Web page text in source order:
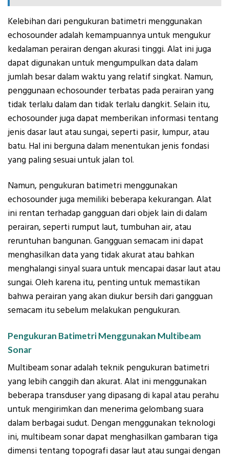
Kelebihan dari pengukuran batimetri menggunakan
echosounder adalah kemampuannya untuk mengukur
kedalaman perairan dengan akurasi tinggi. Alat ini juga
dapat digunakan untuk mengumpulkan data dalam
jumlah besar dalam waktu yang relatif singkat. Namun,
penggunaan echosounder terbatas pada perairan yang
tidak terlalu dalam dan tidak terlalu dangkit. Selain itu,
echosounder juga dapat memberikan informasi tentang
jenis dasar laut atau sungai, seperti pasir, lumpur, atau
batu. Hal ini berguna dalam menentukan jenis fondasi
yang paling sesuai untuk jalan tol.
Namun, pengukuran batimetri menggunakan
echosounder juga memiliki beberapa kekurangan. Alat
ini rentan terhadap gangguan dari objek lain di dalam
perairan, seperti rumput laut, tumbuhan air, atau
reruntuhan bangunan. Gangguan semacam ini dapat
menghasilkan data yang tidak akurat atau bahkan
menghalangi sinyal suara untuk mencapai dasar laut atau
sungai. Oleh karena itu, penting untuk memastikan
bahwa perairan yang akan diukur bersih dari gangguan
semacam itu sebelum melakukan pengukuran.
Pengukuran Batimetri Menggunakan Multibeam
Sonar
Multibeam sonar adalah teknik pengukuran batimetri
yang lebih canggih dan akurat. Alat ini menggunakan
beberapa transduser yang dipasang di kapal atau perahu
untuk mengirimkan dan menerima gelombang suara
dalam berbagai sudut. Dengan menggunakan teknologi
ini, multibeam sonar dapat menghasilkan gambaran tiga
dimensi tentang topografi dasar laut atau sungai dengan